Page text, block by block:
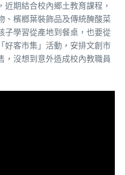
期結合校內鄉土教育課程，
、檳榔葉裝飾品及傳統醃酸菜
子學習從產地到餐桌，也要從
好客市集」活動，安排文創市
，沒想到意外造成校內教職員